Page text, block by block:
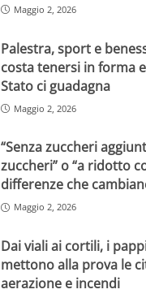
Maggio 2, 2026
Palestra, sport e
costa tenersi in forma
Stato ci guadagna
Maggio 2, 2026
“Senza zuccheri
zuccheri” o “a ridotto
differenze che
Maggio 2, 2026
Dai viali ai cortili, i
mettono alla prova le
aerazione e incendi